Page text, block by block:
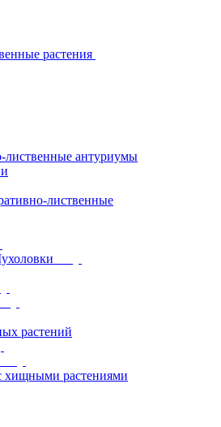
растения
лиственные антуриумы
лиственные
растений
хищными растениями